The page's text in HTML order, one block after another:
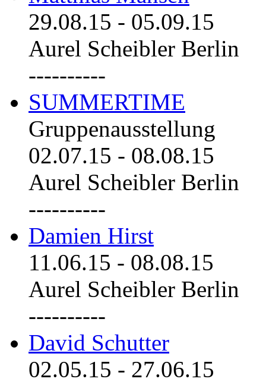
29.08.15 - 05.09.15
Aurel Scheibler Berlin
----------
SUMMERTIME
Gruppenausstellung
02.07.15 - 08.08.15
Aurel Scheibler Berlin
----------
Damien Hirst
11.06.15 - 08.08.15
Aurel Scheibler Berlin
----------
David Schutter
02.05.15 - 27.06.15